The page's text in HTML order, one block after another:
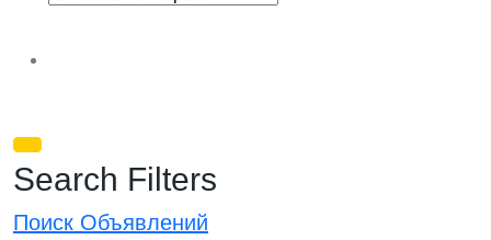
Search Filters
Поиск Объявлений